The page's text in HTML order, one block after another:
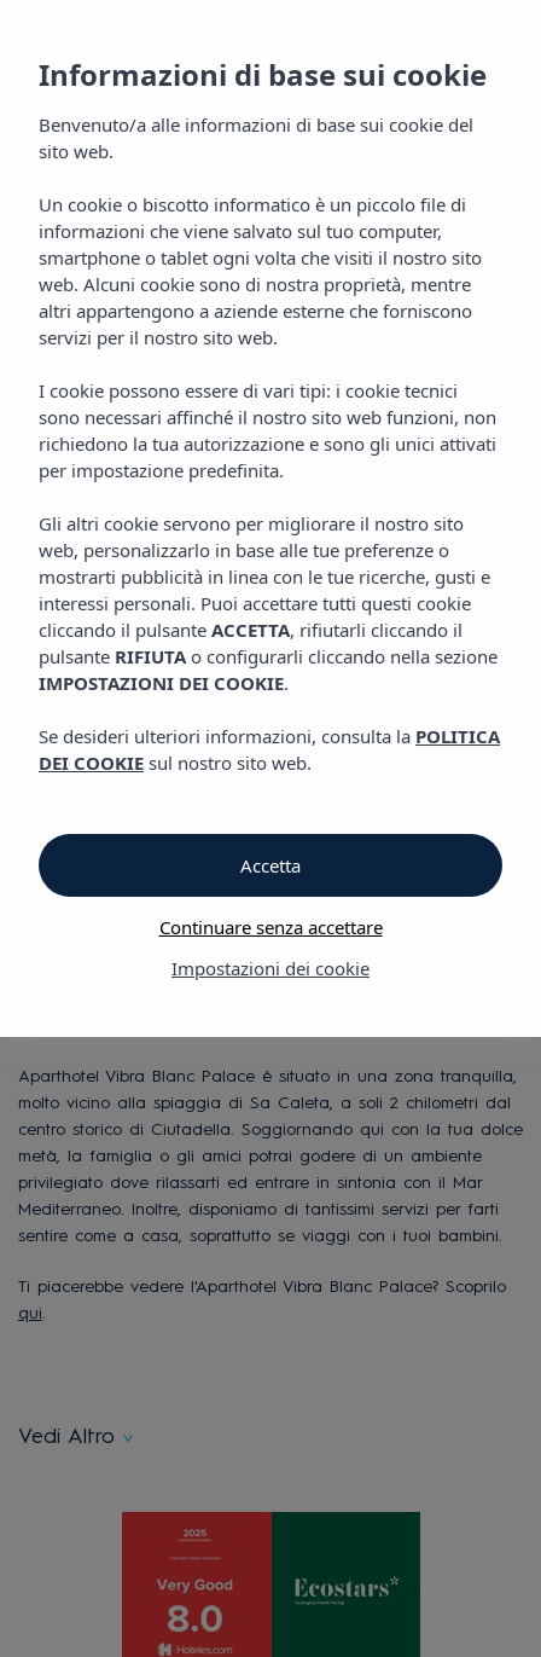
Aparthotel Vibra Blanc
Palace
Ciudadela
Home Minorca
Ciutadella
APARTHOTEL VIBRA BLANC PALACE
Aparthotel Vibra Blanc Palace
Aparthotel Vibra
Hotel sul lungomare,
a 2 chilometri da
Ciutadella, Minorca
Aparthotel Vibra Blanc Palace è situato in una zona tranquilla,
molto vicino alla spiaggia di Sa Caleta , a soli 2 chilometri dal
centro storico di Ciutadella . Soggiornando qui con la tua dolce
metà, la famiglia o gli amici potrai godere di un ambiente
privilegiato dove rilassarti ed entrare in sintonia con il Mar
Mediterraneo. Inoltre, disponiamo di tantissimi servizi per farti
sentire come a casa, soprattutto se viaggi con i tuoi bambini.
Ti piacerebbe vedere l'Aparthotel Vibra Blanc Palace? Scoprilo
qui
Vedi Altro
Informazioni di base sui cookie
Benvenuto/a alle informazioni di base sui cookie del
sito web.
Un cookie o biscotto informatico è un piccolo file di
informazioni che viene salvato sul tuo computer,
smartphone o tablet ogni volta che visiti il nostro sito
web. Alcuni cookie sono di nostra proprietà, mentre
altri appartengono a aziende esterne che forniscono
servizi per il nostro sito web.
I cookie possono essere di vari tipi: i cookie tecnici
sono necessari affinché il nostro sito web funzioni, non
richiedono la tua autorizzazione e sono gli unici attivati
per impostazione predefinita.
Gli altri cookie servono per migliorare il nostro sito
web, personalizzarlo in base alle tue preferenze o
mostrarti pubblicità in linea con le tue ricerche, gusti e
interessi personali. Puoi accettare tutti questi cookie
cliccando il pulsante ACCETTA, rifiutarli cliccando il
pulsante RIFIUTAo configurarli cliccando nella sezione
IMPOSTAZIONI DEI COOKIE.
Se desideri ulteriori informazioni, consulta la POLITICA
DEI COOKIE sul nostro sito web.
Impostazioni dei cookie
Continuare senza accettare
Accetta